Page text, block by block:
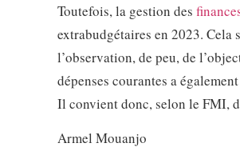
Toutefois, la gestion des
extrabudgétaires en 2023. Cela
l’observation, de peu, de
dépenses courantes a
Il convient donc, selon le FMI,
Armel Mouanjo